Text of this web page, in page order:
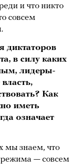
и что никто
совсем
диктаторов
в силу каких
лидеры-
Как
иметь
означает
мы знаем, что
— совсем